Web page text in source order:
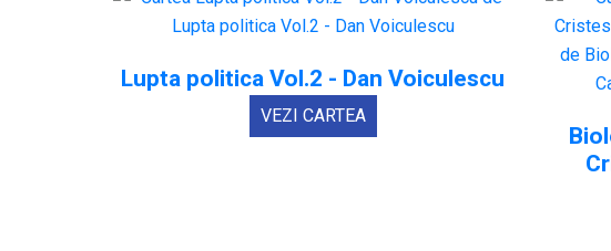
Lupta politica Vol.2 - Dan Voiculescu
VEZI CARTEA